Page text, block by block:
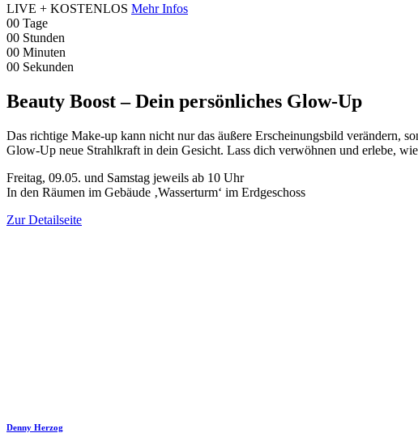
LIVE + KOSTENLOS Mehr Infos
00 Tage
00 Stunden
00 Minuten
00 Sekunden
Beauty Boost – Dein persönliches Glow-Up
Das richtige Make-up kann nicht nur das äußere Erscheinungsbild verändern,
Glow-Up neue Strahlkraft in dein Gesicht. Lass dich verwöhnen und erlebe,
Freitag, 09.05. und Samstag jeweils ab 10 Uhr
In den Räumen im Gebäude ‚Wasserturm‘ im Erdgeschoss
Zur Detailseite
Denny Herzog